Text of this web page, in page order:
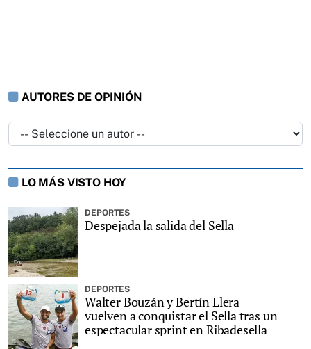
AUTORES DE OPINIÓN
LO MÁS VISTO HOY
DEPORTES
Despejada la salida del Sella
DEPORTES
Walter Bouzán y Bertín Llera
vuelven a conquistar el Sella tras un
espectacular sprint en Ribadesella